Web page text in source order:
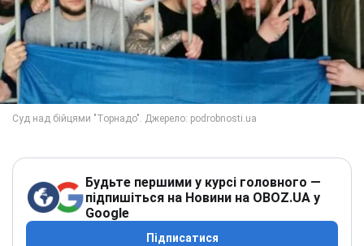
Будьте першими у курсі головного —
підпишіться на Новини на OBOZ.UA у
Google
Підписатися